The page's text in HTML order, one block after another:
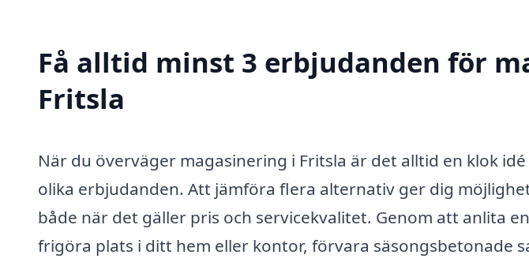
Få alltid minst 3 erbjudanden för
Fritsla
När du överväger magasinering i Fritsla är det alltid en klok
olika erbjudanden. Att jämföra flera alternativ ger dig
både när det gäller pris och servicekvalitet. Genom att anlita
frigöra plats i ditt hem eller kontor, förvara säsongsbetonade